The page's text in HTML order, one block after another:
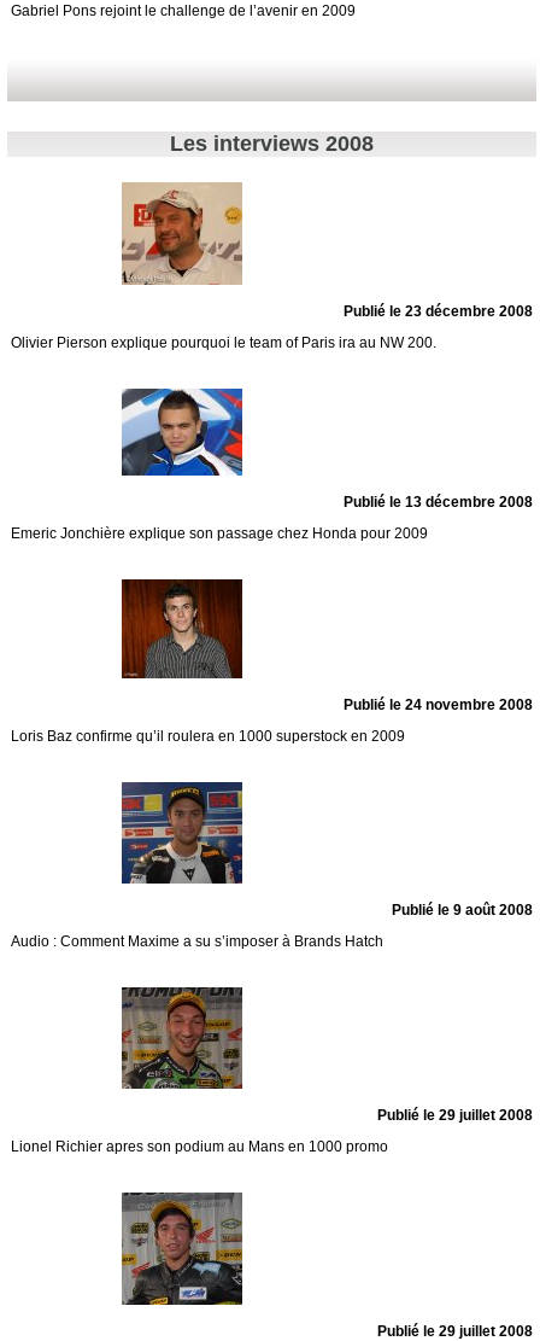
Gabriel Pons rejoint le challenge de l’avenir en 2009
Les interviews 2008
Publié le 23 décembre 2008
Olivier Pierson explique pourquoi le team of Paris ira au NW 200.
Publié le 13 décembre 2008
Emeric Jonchière explique son passage chez Honda pour 2009
Publié le 24 novembre 2008
Loris Baz confirme qu’il roulera en 1000 superstock en 2009
Publié le 9 août 2008
Audio : Comment Maxime a su s’imposer à Brands Hatch
Publié le 29 juillet 2008
Lionel Richier apres son podium au Mans en 1000 promo
Publié le 29 juillet 2008